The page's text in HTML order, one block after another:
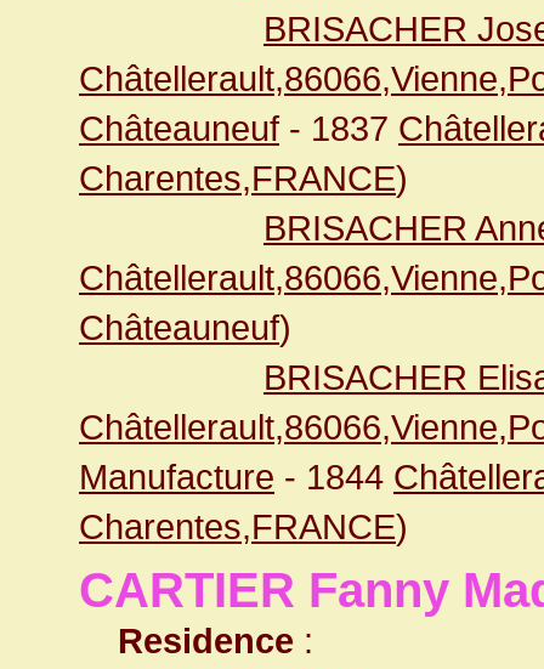
BRISACHER
Châteauneuf - 1837
Charentes,FRANCE)
BRISACHER
Châteauneuf)
BRISACHER
Manufacture - 1844
Charentes,FRANCE)
CARTIER Fanny
Residence :